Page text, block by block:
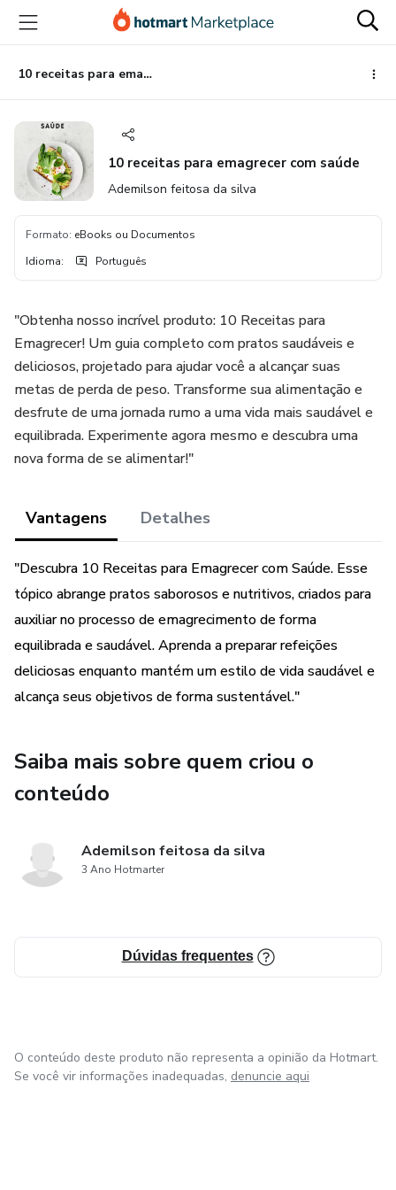
para
conteúdo
principal
para
pagamento
para
rodapé
10 receitas para emagrecer com saúde
10 receitas para emagrecer com saúde
Ademilson feitosa da silva
Formato: eBooks ou Documentos
Idioma: Português
"Obtenha nosso incrível produto: 10 Receitas para
Emagrecer! Um guia completo com pratos saudáveis e
deliciosos, projetado para ajudar você a alcançar suas
metas de perda de peso. Transforme sua alimentação e
desfrute de uma jornada rumo a uma vida mais saudável e
equilibrada. Experimente agora mesmo e descubra uma
nova forma de se alimentar!"
Vantagens Detalhes
"Descubra 10 Receitas para Emagrecer com Saúde. Esse
tópico abrange pratos saborosos e nutritivos, criados para
auxiliar no processo de emagrecimento de forma
equilibrada e saudável. Aprenda a preparar refeições
deliciosas enquanto mantém um estilo de vida saudável e
alcança seus objetivos de forma sustentável."
Saiba mais sobre quem criou o
conteúdo
Ademilson feitosa da silva
3 Ano Hotmarter
Dúvidas frequentes
O conteúdo deste produto não representa a opinião da Hotmart.
Se você vir informações inadequadas, denuncie aqui